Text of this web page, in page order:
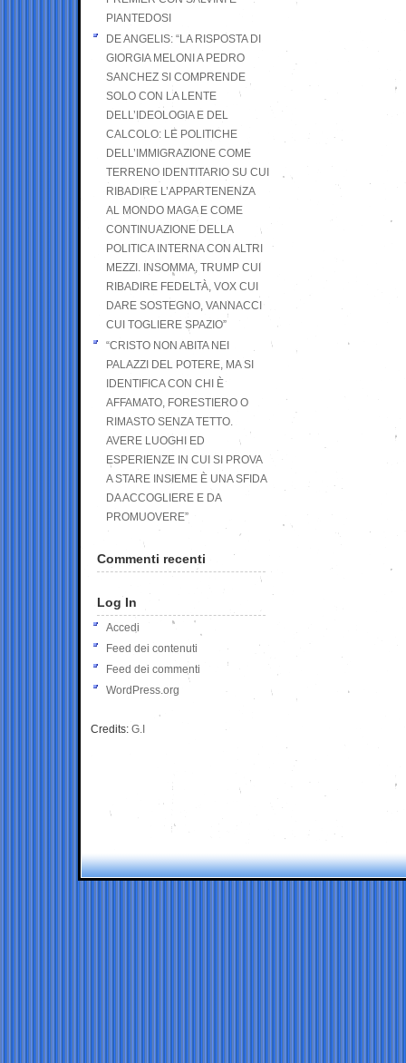
PIANTEDOSI
DE ANGELIS: “LA RISPOSTA DI
GIORGIA MELONI A PEDRO
SANCHEZ SI COMPRENDE
SOLO CON LA LENTE
DELL’IDEOLOGIA E DEL
CALCOLO: LE POLITICHE
DELL’IMMIGRAZIONE COME
TERRENO IDENTITARIO SU CUI
RIBADIRE L’APPARTENENZA
AL MONDO MAGA E COME
CONTINUAZIONE DELLA
POLITICA INTERNA CON ALTRI
MEZZI. INSOMMA, TRUMP CUI
RIBADIRE FEDELTÀ, VOX CUI
DARE SOSTEGNO, VANNACCI
CUI TOGLIERE SPAZIO”
“CRISTO NON ABITA NEI
PALAZZI DEL POTERE, MA SI
IDENTIFICA CON CHI È
AFFAMATO, FORESTIERO O
RIMASTO SENZA TETTO.
AVERE LUOGHI ED
ESPERIENZE IN CUI SI PROVA
A STARE INSIEME È UNA SFIDA
DA ACCOGLIERE E DA
PROMUOVERE”
Commenti recenti
Log In
Accedi
Feed dei contenuti
Feed dei commenti
WordPress.org
Credits: G.I